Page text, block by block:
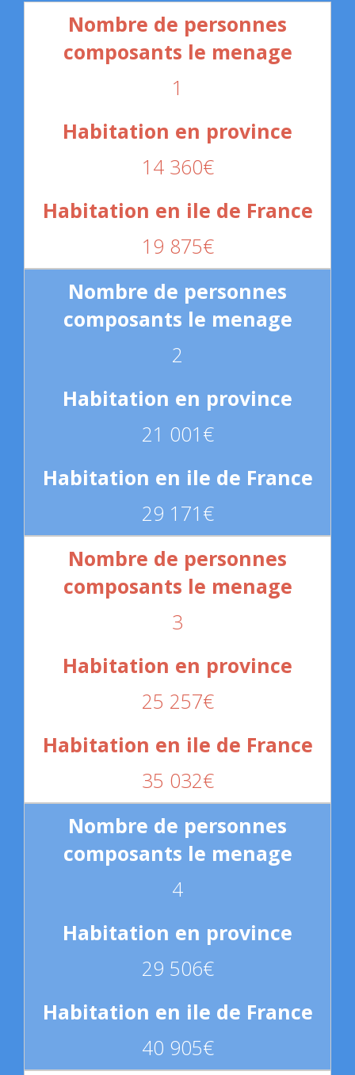
1
14 360€
19 875€
2
21 001€
29 171€
3
25 257€
35 032€
4
29 506€
40 905€